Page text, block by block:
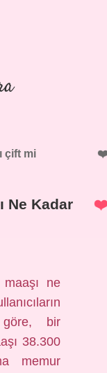
çift mi
Ne Kadar
ne
bir
38.300
memur